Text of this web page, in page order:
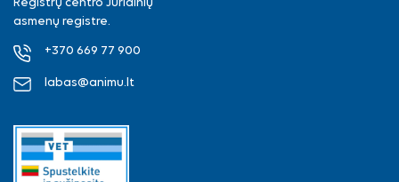
Registrų centro Juridinių
asmenų registre.
+370 669 77 900
labas@animu.lt